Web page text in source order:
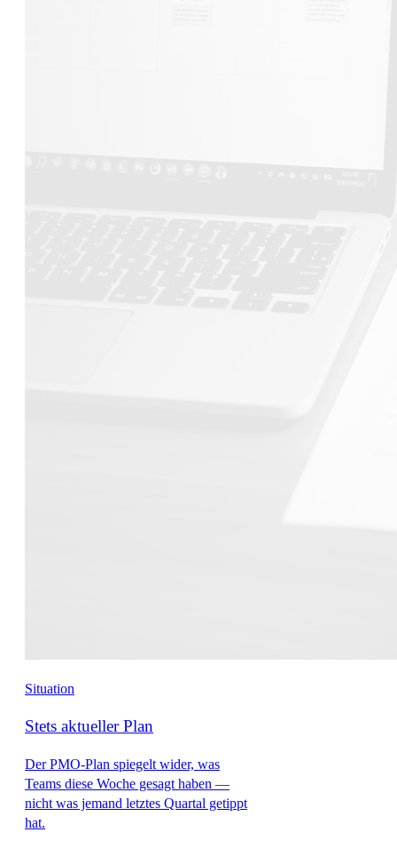
Situation
Stets aktueller Plan
Der PMO-Plan spiegelt wider, was
Teams diese Woche gesagt haben —
nicht was jemand letztes Quartal getippt
hat.